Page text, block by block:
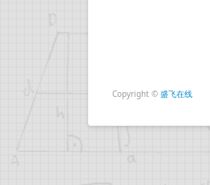
Copyright © 盛飞在线